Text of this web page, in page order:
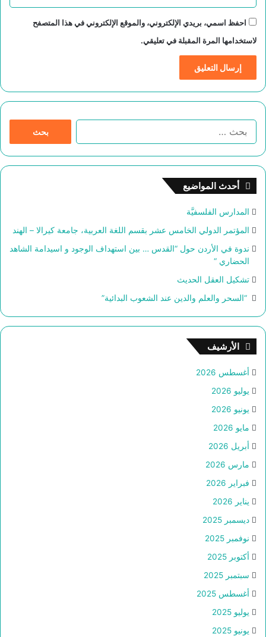
احفظ اسمي، بريدي الإلكتروني، والموقع الإلكتروني في هذا المتصفح
لاستخدامها المرة المقبلة في تعليقي.
أحدث المواضيع
المدارس الفلسفيَّة
المؤتمر الدولي الخامس عشر بقسم اللغة العربية، جامعة كيرالا – الهند
ندوة في الأردن حول “القدس … بين استهداف الوجود و اسيدامة الشاهد
الحضاري “
تشكيل العقل الحديث
“السحر والعلم والدين عند الشعوب البدائية”
الأرشيف
أغسطس 2026
يوليو 2026
يونيو 2026
مايو 2026
أبريل 2026
مارس 2026
فبراير 2026
يناير 2026
ديسمبر 2025
نوفمبر 2025
أكتوبر 2025
سبتمبر 2025
أغسطس 2025
يوليو 2025
يونيو 2025